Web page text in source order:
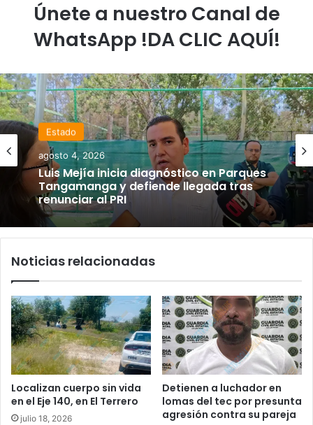
Únete a nuestro Canal de
WhatsApp !DA CLIC AQUÍ!
Estado
agosto 4, 2026
Luis Mejía inicia diagnóstico en Parques
Tangamanga y defiende llegada tras
renunciar al PRI
Elecciones 2027
agosto 4, 2026
Carlos Arreola pide a morenistas no
adelantarse y denuncia guerra de bots
rumbo a 2027
Noticias relacionadas
Localizan cuerpo sin vida
en el Eje 140, en El Terrero
julio 18, 2026
Detienen a luchador en
lomas del tec por presunta
agresión contra su pareja